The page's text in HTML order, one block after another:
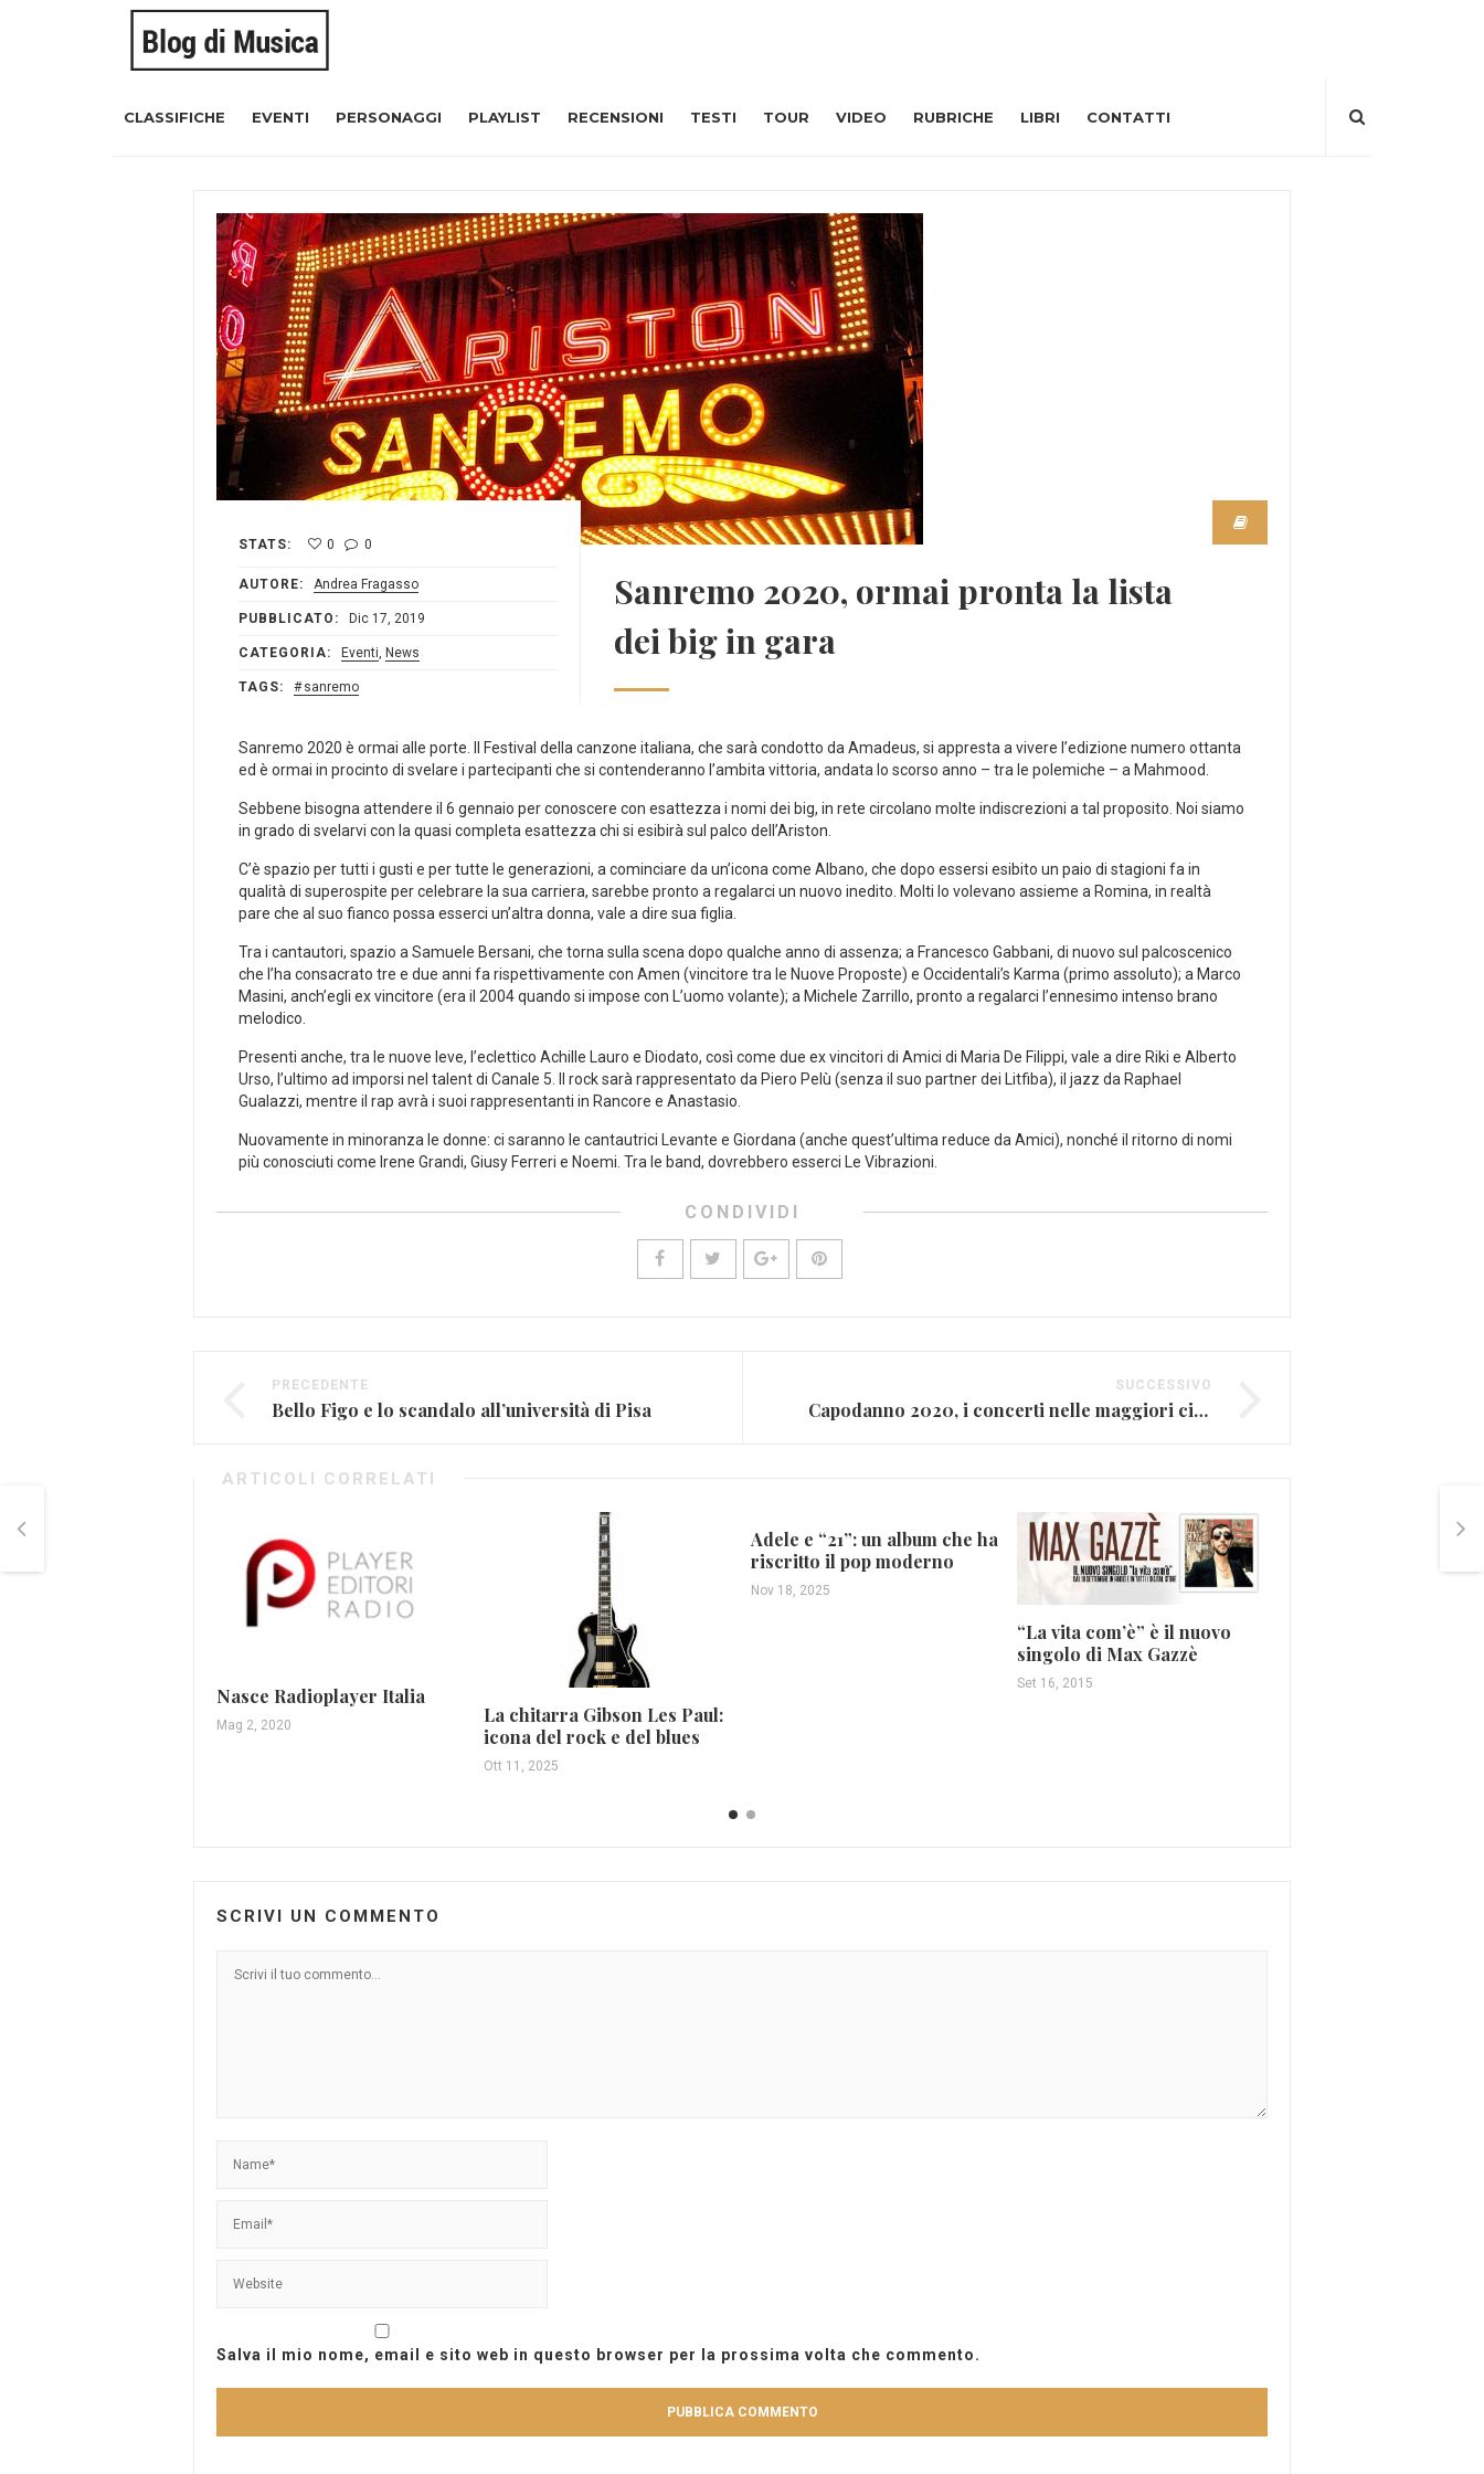
CLASSIFICHE EVENTI PERSONAGGI PLAYLIST RECENSIONI TESTI TOUR VIDEO RUBRICHE LIBRI CONTATTI
STATS: 0 0
AUTORE: Andrea Fragasso
PUBBLICATO: Dic 17, 2019
CATEGORIA: Eventi, News
TAGS: sanremo
Sanremo 2020, ormai pronta la lista
dei big in gara
Sanremo 2020 è ormai alle porte. Il Festival della canzone italiana, che sarà condotto da Amadeus, si appresta a vivere l’edizione numero ottanta
ed è ormai in procinto di svelare i partecipanti che si contenderanno l’ambita vittoria, andata lo scorso anno – tra le polemiche – a Mahmood.
Sebbene bisogna attendere il 6 gennaio per conoscere con esattezza i nomi dei big, in rete circolano molte indiscrezioni a tal proposito. Noi siamo
in grado di svelarvi con la quasi completa esattezza chi si esibirà sul palco dell’Ariston.
C’è spazio per tutti i gusti e per tutte le generazioni, a cominciare da un’icona come Albano, che dopo essersi esibito un paio di stagioni fa in
qualità di superospite per celebrare la sua carriera, sarebbe pronto a regalarci un nuovo inedito. Molti lo volevano assieme a Romina, in realtà
pare che al suo fianco possa esserci un’altra donna, vale a dire sua figlia.
Tra i cantautori, spazio a Samuele Bersani, che torna sulla scena dopo qualche anno di assenza; a Francesco Gabbani, di nuovo sul palcoscenico
che l’ha consacrato tre e due anni fa rispettivamente con Amen (vincitore tra le Nuove Proposte) e Occidentali’s Karma (primo assoluto); a Marco
Masini, anch’egli ex vincitore (era il 2004 quando si impose con L’uomo volante); a Michele Zarrillo, pronto a regalarci l’ennesimo intenso brano
melodico.
Presenti anche, tra le nuove leve, l’eclettico Achille Lauro e Diodato, così come due ex vincitori di Amici di Maria De Filippi, vale a dire Riki e Alberto
Urso, l’ultimo ad imporsi nel talent di Canale 5. Il rock sarà rappresentato da Piero Pelù (senza il suo partner dei Litfiba), il jazz da Raphael
Gualazzi, mentre il rap avrà i suoi rappresentanti in Rancore e Anastasio.
Nuovamente in minoranza le donne: ci saranno le cantautrici Levante e Giordana (anche quest’ultima reduce da Amici), nonché il ritorno di nomi
più conosciuti come Irene Grandi, Giusy Ferreri e Noemi. Tra le band, dovrebbero esserci Le Vibrazioni.
CONDIVIDI
PRECEDENTE
Bello Figo e lo scandalo all’università di Pisa
SUCCESSIVO
Capodanno 2020, i concerti nelle maggiori città italiane
ARTICOLI CORRELATI
Nasce Radioplayer Italia
Mag 2, 2020
La chitarra Gibson Les Paul:
icona del rock e del blues
Ott 11, 2025
Adele e “21”: un album che ha
riscritto il pop moderno
Nov 18, 2025
“La vita com’è” è il nuovo
singolo di Max Gazzè
Set 16, 2015
SCRIVI UN COMMENTO
Salva il mio nome, email e sito web in questo browser per la prossima volta che commento.